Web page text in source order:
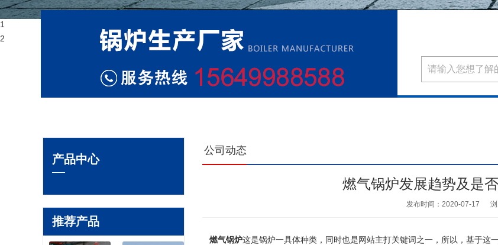
1
2
产品中心
推荐产品
公司动态
燃气锅炉发展趋势及是
发布时间：2020-07-17
燃气锅炉这是锅炉一具体种类，同时也是网站主打关键词之一，所以，基于